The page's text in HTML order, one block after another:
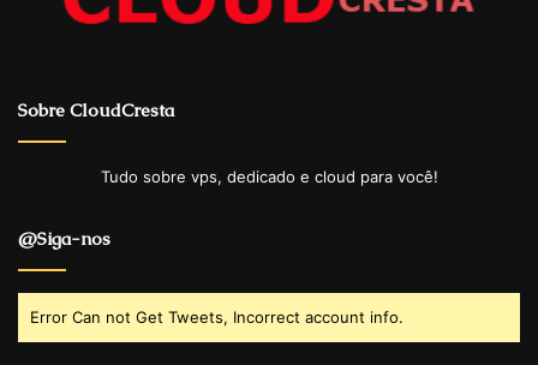
Sobre CloudCresta
Tudo sobre vps, dedicado e cloud para você!
@Siga-nos
Error Can not Get Tweets, Incorrect account info.